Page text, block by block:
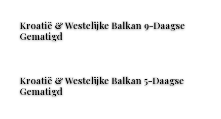
Kroatië & Westelijke Balkan 9-Daagse
Gematigd
Kroatië & Westelijke Balkan 5-Daagse
Gematigd